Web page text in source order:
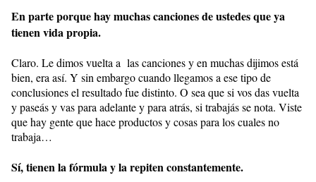
En parte porque hay muchas canciones de ustedes que ya
tienen vida propia.
Claro. Le dimos vuelta a las canciones y en muchas dijimos está
bien, era así. Y sin embargo cuando llegamos a ese tipo de
conclusiones el resultado fue distinto. O sea que si vos das vuelta
y paseás y vas para adelante y para atrás, si trabajás se nota. Viste
que hay gente que hace productos y cosas para los cuales no
trabaja…
Sí, tienen la fórmula y la repiten constantemente.